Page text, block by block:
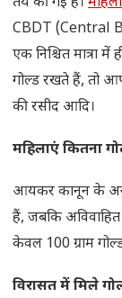
CBDT (Central
एक निश्चित मात्रा
गोल्ड रखते हैं, तो
की रसीद आदि।
महिलाएं कितना
आयकर कानून के
हैं, जबकि
केवल 100 ग्राम
विरासत में मिले